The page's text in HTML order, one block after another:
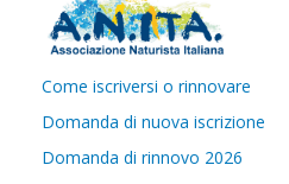
Come iscriversi o rinnovare
Domanda di nuova iscrizione
Domanda di rinnovo 2026